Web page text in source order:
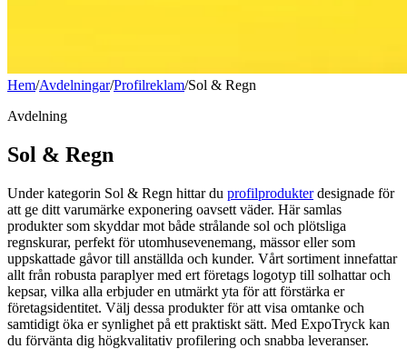
Hem/Avdelningar/Profilreklam/Sol & Regn
Avdelning
Sol & Regn
Under kategorin Sol & Regn hittar du profilprodukterdesignade för
att ge ditt varumärke exponering oavsett väder. Här samlas
produkter som skyddar mot både strålande sol och plötsliga
regnskurar, perfekt för utomhusevenemang, mässor eller som
uppskattade gåvor till anställda och kunder. Vårt sortiment innefattar
allt från robusta paraplyer med ert företags logotyp till solhattar och
kepsar, vilka alla erbjuder en utmärkt yta för att förstärka er
företagsidentitet. Välj dessa produkter för att visa omtanke och
samtidigt öka er synlighet på ett praktiskt sätt. Med ExpoTryck kan
du förvänta dig högkvalitativ profilering och snabba leveranser.